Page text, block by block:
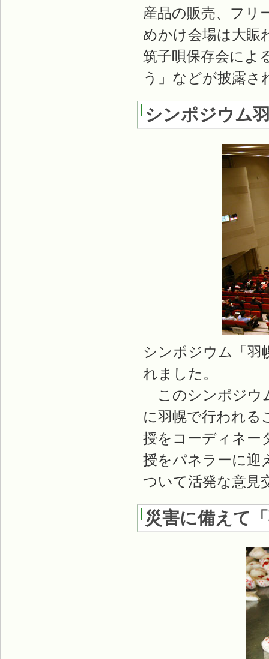
産品の販売、フリ
めかけ会場は大賑
筑子唄保存会によ
う」などが披露さ
シンポジウム
シンポジウム「羽
れました。
このシンポジウ
に羽幌で行われる
授をコーディネー
授をパネラーに迎
ついて活発な意見
災害に備えて